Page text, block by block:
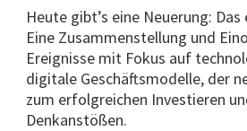
Heute gibt’s eine Neuerung:
Eine Zusammenstellung und
Ereignisse mit Fokus auf
digitale Geschäftsmodelle, der
zum erfolgreichen Investieren
Denkanstößen.